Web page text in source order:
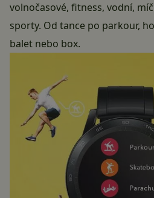
volnočasové, fitness, vodní,
sporty. Od tance po parkour,
balet nebo box.